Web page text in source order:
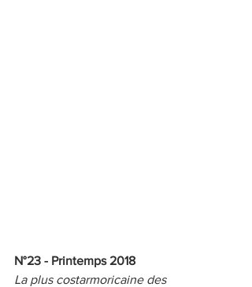
N°23 - Printemps 2018
La plus costarmoricaine des